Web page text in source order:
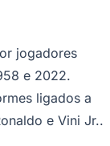
jogadores
e 2022.
ligados a
e Vini Jr..